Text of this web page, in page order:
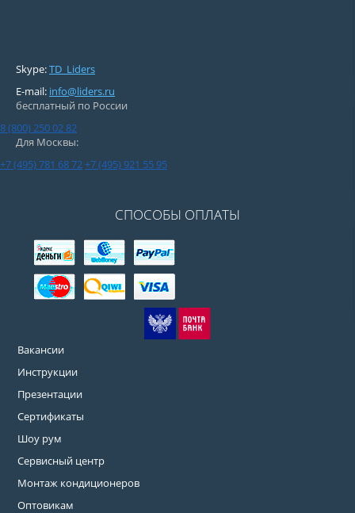
Skype:TD_Liders
E-mail: info@liders.ru
бесплатный по России
8 (800) 250 02 82
Для Москвы:
+7 (495) 781 68 72+7 (495) 921 55 95
СПОСОБЫ ОПЛАТЫ
Вакансии
Инструкции
Презентации
Сертификаты
Шоу рум
Сервисный центр
Монтаж кондиционеров
Оптовикам